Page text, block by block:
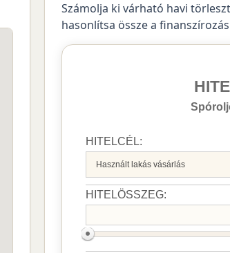
Számolja ki várható havi
hasonlítsa össze a